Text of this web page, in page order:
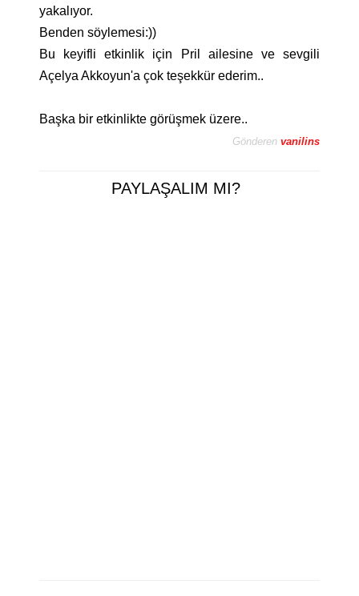
yakalıyor.
Benden söylemesi:))
Bu keyifli etkinlik için Pril ailesine ve sevgili
Açelya Akkoyun'a çok teşekkür ederim..
Başka bir etkinlikte görüşmek üzere..
Gönderen vanilins
PAYLAŞALIM MI?